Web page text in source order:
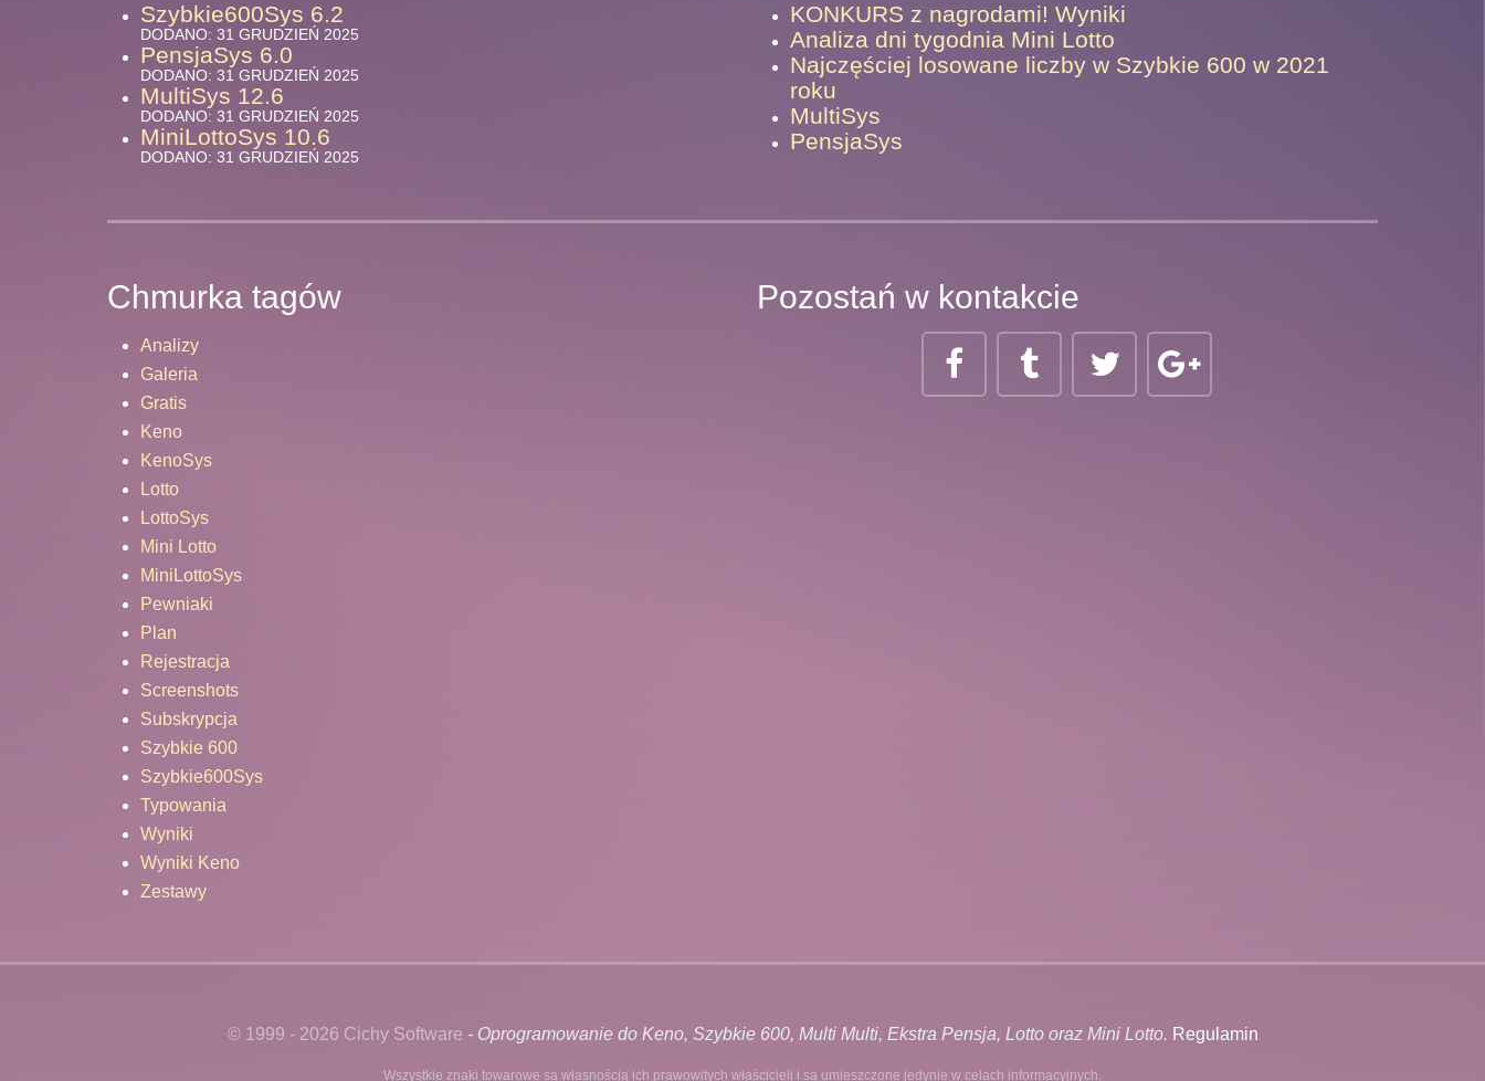
Szybkie600Sys 6.2
DODANO: 31 GRUDZIEŃ 2025
PensjaSys 6.0
DODANO: 31 GRUDZIEŃ 2025
MultiSys 12.6
DODANO: 31 GRUDZIEŃ 2025
MiniLottoSys 10.6
DODANO: 31 GRUDZIEŃ 2025
KONKURS z nagrodami! Wyniki
Analiza dni tygodnia Mini Lotto
Najczęściej losowane liczby w Szybkie 600 w 2021
roku
MultiSys
PensjaSys
Chmurka tagów
Analizy
Galeria
Gratis
Keno
KenoSys
Lotto
LottoSys
Mini Lotto
MiniLottoSys
Pewniaki
Plan
Rejestracja
Screenshots
Subskrypcja
Szybkie 600
Szybkie600Sys
Typowania
Wyniki
Wyniki Keno
Zestawy
Pozostań w kontakcie
© 1999 - 2026 Cichy Software - Oprogramowanie do Keno, Szybkie 600, Multi Multi, Ekstra Pensja, Lotto oraz Mini Lotto. Regulamin
Wszystkie znaki towarowe są własnością ich prawowitych właścicieli i są umieszczone jedynie w celach informacyjnych.